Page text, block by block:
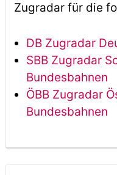
Zugradar für die
DB Zugradar
SBB Zugradar
Bundesbahnen
ÖBB Zugradar
Bundesbahnen